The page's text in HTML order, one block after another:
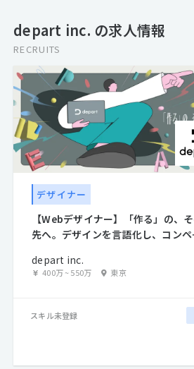
depart inc. の求人情報
RECRUITS
デザイナー
【Webデザイナー】「作る」の、
先へ。デザインを言語化し、コンペ
depart inc.
400万~550万 東京
スキル未登録